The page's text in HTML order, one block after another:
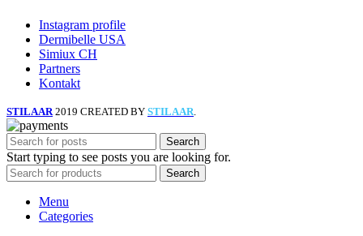
Instagram profile
Dermibelle USA
Simiux CH
Partners
Kontakt
STILAAR 2019 CREATED BY STILAAR.
Search
Start typing to see posts you are looking for.
Search
Menu
Categories